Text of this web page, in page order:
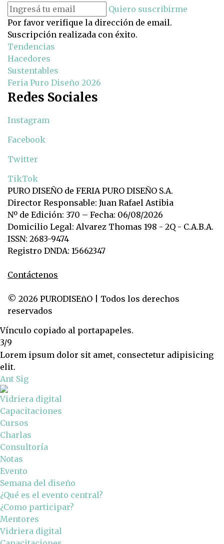
Quiero suscribirme
Por favor verifique la dirección de email.
Suscripción realizada con éxito.
Tendencias
Hacedores
Sustentables
Feria Puro Diseño 2026
Redes Sociales
Instagram
Facebook
Twitter
TikTok
PURO DISEÑO de FERIA PURO DISEÑO S.A.
Director Responsable: Juan Rafael Astibia
Nº de Edición: 370 – Fecha: 06/08/2026
Domicilio Legal: Alvarez Thomas 198 - 2Q - C.A.B.A.
ISSN: 2683-9474
Registro DNDA: 15662347
Contáctenos
© 2026 PURODISEñO | Todos los derechos
reservados
Vínculo copiado al portapapeles.
3/9
Lorem ipsum dolor sit amet, consectetur adipisicing
elit.
Ant Sig
Vidriera digital
Capacitaciones
Cursos
Charlas
Consultoría
Notas
Evento
Semana del diseño
¿Qué es el evento central?
¿Como participar?
Mentores
Vidriera digital